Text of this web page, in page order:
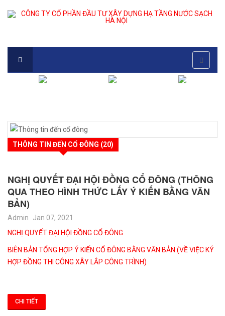
THÔNG TIN ĐẾN CỔ ĐÔNG (20)
NGHỊ QUYẾT ĐẠI HỘI ĐỒNG CỔ ĐÔNG (THÔNG
QUA THEO HÌNH THỨC LẤY Ý KIẾN BẰNG VĂN
BẢN)
Admin
Jan 07, 2021
NGHỊ QUYẾT ĐẠI HỘI ĐỒNG CỔ ĐÔNG
BIÊN BẢN TỔNG HỢP Ý KIẾN CỔ ĐÔNG BẰNG VĂN BẢN (VỀ VIỆC KÝ
HỢP ĐỒNG THI CÔNG XÂY LẮP CÔNG TRÌNH)
CHI TIẾT